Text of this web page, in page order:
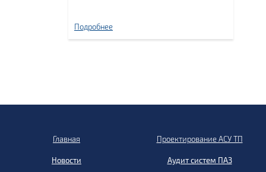
Подробнее
Главная
Новости
Проектирование АСУ ТП
Аудит систем ПАЗ